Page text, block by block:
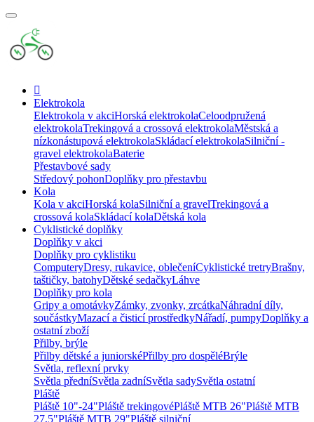
Elektrokola
Elektrokola v akciHorská elektrokolaCeloodpružená
elektrokolaTrekingová a crossová elektrokolaMěstská a
nízkonástupová elektrokolaSkládací elektrokolaSilniční -
gravel elektrokolaBaterie
Přestavbové sady
Středový pohonDoplňky pro přestavbu
Kola
Kola v akciHorská kolaSilniční a gravelTrekingová a
crossová kolaSkládací kolaDětská kola
Cyklistické doplňky
Doplňky v akci
Doplňky pro cyklistiku
ComputeryDresy, rukavice, oblečeníCyklistické tretryBrašny,
taštičky, batohyDětské sedačkyLáhve
Doplňky pro kola
Gripy a omotávkyZámky, zvonky, zrcátkaNáhradní díly,
součástkyMazací a čisticí prostředkyNářadí, pumpyDoplňky a
ostatní zboží
Přilby, brýle
Přilby dětské a juniorskéPřilby pro dospěléBrýle
Světla, reflexní prvky
Světla předníSvětla zadníSvětla sadySvětla ostatní
Pláště
Pláště 10"-24"Pláště trekingovéPláště MTB 26"Pláště MTB
27,5"Pláště MTB 29"Pláště silniční